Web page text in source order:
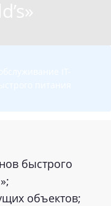
быстрого
объектов;